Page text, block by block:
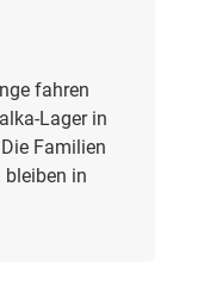
fahren
Lager in
Familien
in